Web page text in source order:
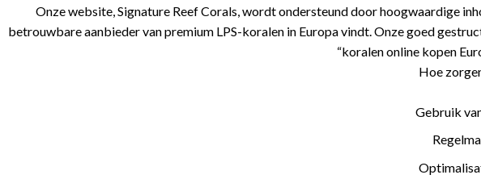
Onze website, Signature Reef Corals , wordt ondersteund door hoogwaardige
betrouwbare aanbieder van premium LPS-koralen in Europa vindt. Onze goed
“koralen online kopen
Hoe
Gebruik